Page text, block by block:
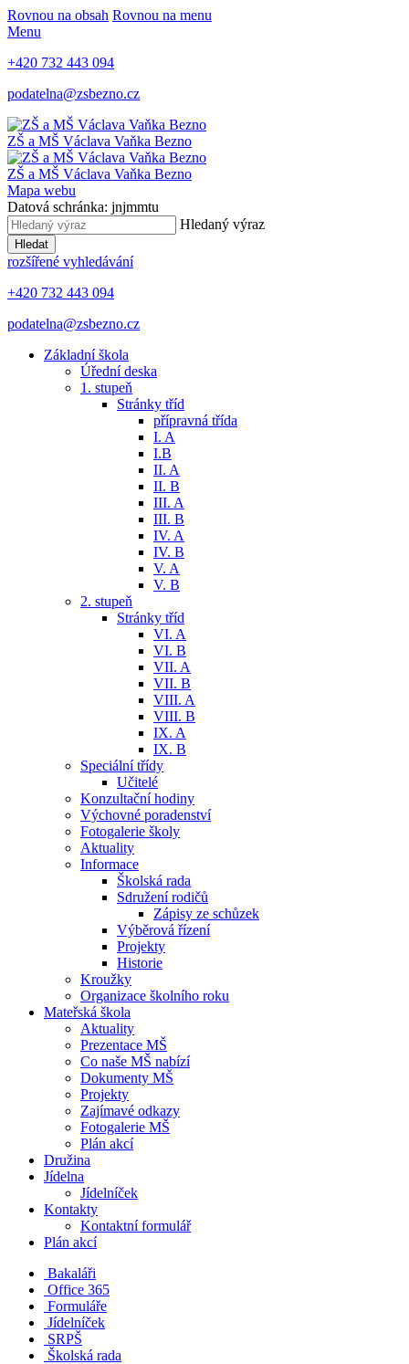
Rovnou na obsah Rovnou na menu
Menu
+420 732 443 094
podatelna@zsbezno.cz
ZŠ a MŠ Václava Vaňka Bezno
ZŠ a MŠ Václava Vaňka Bezno
Mapa webu
Datová schránka: jnjmmtu
Hledaný výraz
Hledat
rozšířené vyhledávání
+420 732 443 094
podatelna@zsbezno.cz
Základní škola
Úřední deska
1. stupeň
Stránky tříd
přípravná třída
I. A
I.B
II. A
II. B
III. A
III. B
IV. A
IV. B
V. A
V. B
2. stupeň
Stránky tříd
VI. A
VI. B
VII. A
VII. B
VIII. A
VIII. B
IX. A
IX. B
Speciální třídy
Učitelé
Konzultační hodiny
Výchovné poradenství
Fotogalerie školy
Aktuality
Informace
Školská rada
Sdružení rodičů
Zápisy ze schůzek
Výběrová řízení
Projekty
Historie
Kroužky
Organizace školního roku
Mateřská škola
Aktuality
Prezentace MŠ
Co naše MŠ nabízí
Dokumenty MŠ
Projekty
Zajímavé odkazy
Fotogalerie MŠ
Plán akcí
Družina
Jídelna
Jídelníček
Kontakty
Kontaktní formulář
Plán akcí
Bakaláři
Office 365
Formuláře
Jídelníček
SRPŠ
Školská rada